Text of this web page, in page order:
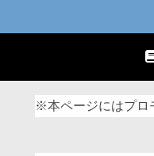
※本ページにはプロ